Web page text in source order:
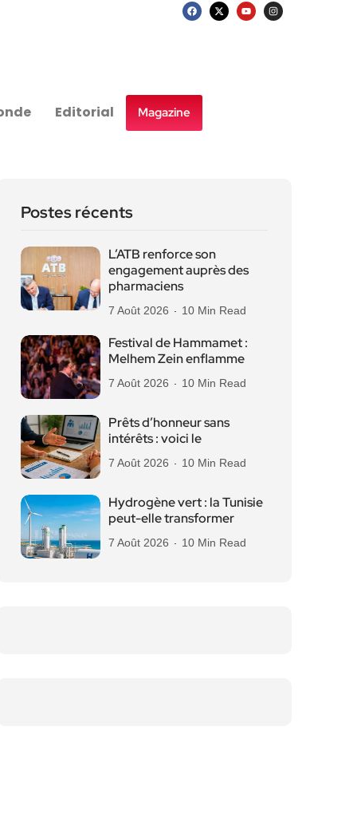
Editorial Magazine
Postes récents
L’ATB renforce son
engagement auprès des
pharmaciens
7 Août 2026 10 Min Read
Festival de Hammamet :
Melhem Zein enflamme
7 Août 2026 10 Min Read
Prêts d’honneur sans
intérêts : voici le
7 Août 2026 10 Min Read
Hydrogène vert : la Tunisie
peut-elle transformer
7 Août 2026 10 Min Read